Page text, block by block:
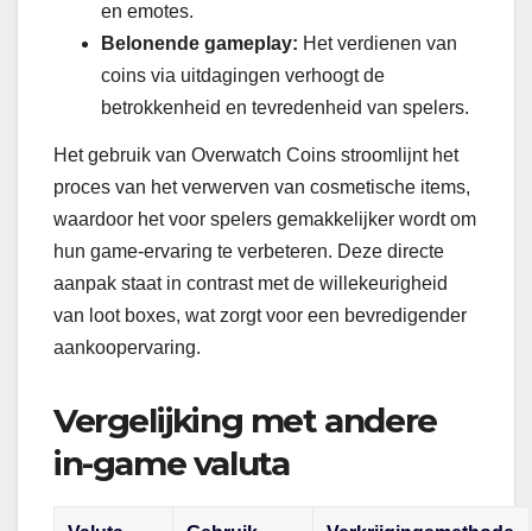
en emotes.
Belonende gameplay: Het verdienen van
coins via uitdagingen verhoogt de
betrokkenheid en tevredenheid van spelers.
Het gebruik van Overwatch Coins stroomlijnt het
proces van het verwerven van cosmetische items,
waardoor het voor spelers gemakkelijker wordt om
hun game-ervaring te verbeteren. Deze directe
aanpak staat in contrast met de willekeurigheid
van loot boxes, wat zorgt voor een bevredigender
aankoopervaring.
Vergelijking met andere
in-game valuta